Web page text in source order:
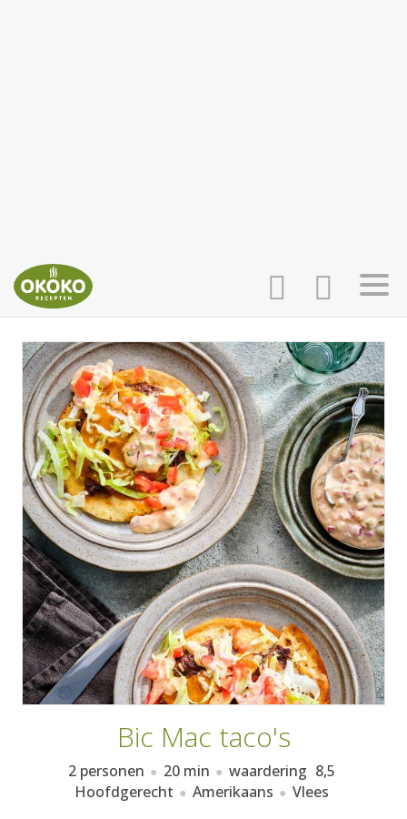
INLOGGEN
AANMELDEN
HOME
RECEPTEN
WEEKMENU'S
KOOKBOEKEN
Bic Mac taco's
2 personen 20 min waardering 8,5
Hoofdgerecht
Amerikaans Vlees